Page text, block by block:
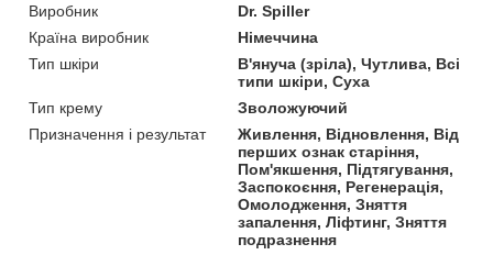
Виробник
Dr. Spiller
Країна виробник
Німеччина
Тип шкіри
В'януча (зріла), Чутлива, Всі
типи шкіри, Суха
Тип крему
Зволожуючий
Призначення і результат
Живлення, Відновлення, Від
перших ознак старіння,
Пом'якшення, Підтягування,
Заспокоєння, Регенерація,
Омолодження, Зняття
запалення, Ліфтинг, Зняття
подразнення